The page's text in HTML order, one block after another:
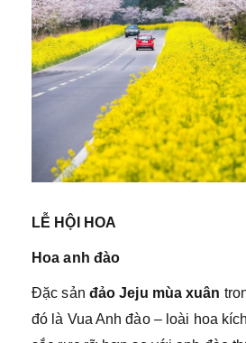
LỄ HỘI HOA
Hoa anh đào
Đặc sản đảo Jeju mùa xuân
đó là Vua Anh đào – loài hoa